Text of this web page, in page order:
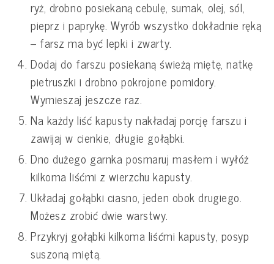
ryż, drobno posiekaną cebulę, sumak, olej, sól,
pieprz i paprykę. Wyrób wszystko dokładnie ręką
– farsz ma być lepki i zwarty.
Dodaj do farszu posiekaną świeżą miętę, natkę
pietruszki i drobno pokrojone pomidory.
Wymieszaj jeszcze raz.
Na każdy liść kapusty nakładaj porcję farszu i
zawijaj w cienkie, długie gołąbki.
Dno dużego garnka posmaruj masłem i wyłóż
kilkoma liśćmi z wierzchu kapusty.
Układaj gołąbki ciasno, jeden obok drugiego.
Możesz zrobić dwie warstwy.
Przykryj gołąbki kilkoma liśćmi kapusty, posyp
suszoną miętą.